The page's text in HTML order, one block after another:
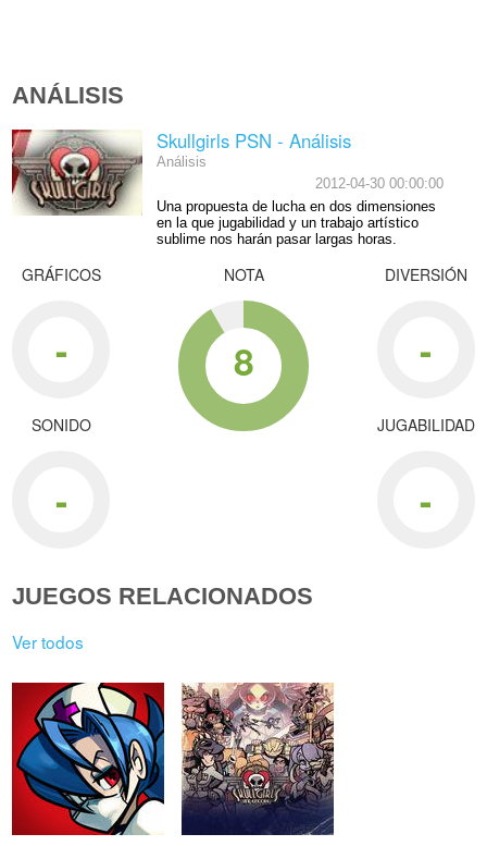
ANÁLISIS
Skullgirls PSN - Análisis
Análisis
2012-04-30 00:00:00
Una propuesta de lucha en dos dimensiones
en la que jugabilidad y un trabajo artístico
sublime nos harán pasar largas horas.
GRÁFICOS
-
SONIDO
-
NOTA
8
DIVERSIÓN
-
JUGABILIDAD
-
JUEGOS RELACIONADOS
Ver todos